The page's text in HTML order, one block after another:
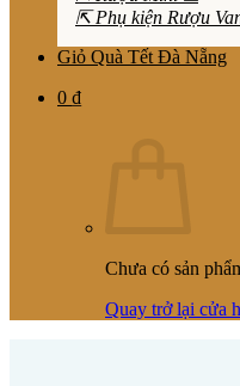
⇱ Phụ kiện Rượu
Giỏ Quà Tết Đà Nẵng
0 ₫
Chưa có sản
Quay trở lại cửa